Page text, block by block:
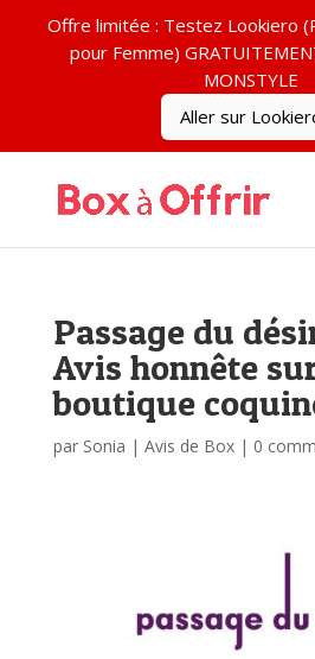
Passage du
Avis honnête
boutique
par Sonia | Avis de Box| 0
Offre limitée : Testez Lookiero
pour Femme)
MONSTYLE
Aller sur